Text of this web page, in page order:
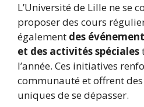
L’Université de Lille ne se
proposer des cours
également des
et des activités spéciales
l’année. Ces initiatives
communauté et offrent
uniques de se dépasser.